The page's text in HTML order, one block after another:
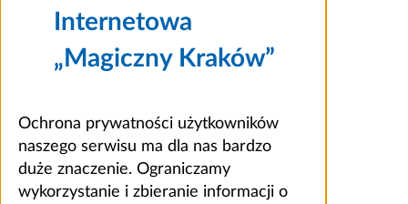
Internetowa
„Magiczny Kraków”
Ochrona prywatności użytkowników
naszego serwisu ma dla nas bardzo
duże znaczenie. Ograniczamy
wykorzystanie i zbieranie informacji o